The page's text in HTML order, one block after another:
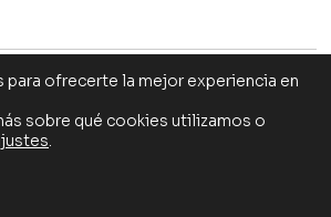
ofrecerte la mejor experiencia en
sobre qué cookies utilizamos o
.